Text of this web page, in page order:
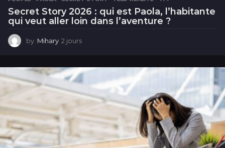
Secret Story 2026 : qui est Paola, l’habitante
qui veut aller loin dans l’aventure ?
by Mihary 2 jours
u